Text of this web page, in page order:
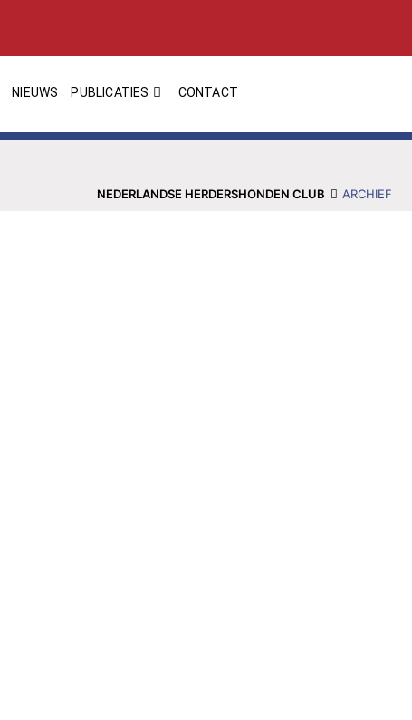
NIEUWS PUBLICATIES CONTACT
NEDERLANDSE HERDERSHONDEN CLUB ARCHIEF